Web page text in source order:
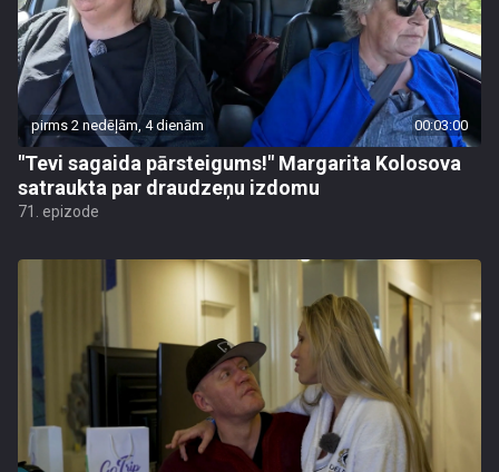
pirms 2 nedēļām, 4 dienām 00:03:00
"Tevi sagaida pārsteigums!" Margarita Kolosova
satraukta par draudzeņu izdomu
71. epizode